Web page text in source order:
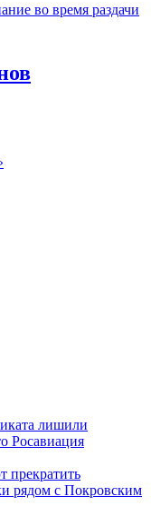
во время раздачи
лишили
Росавиация
прекратить
рядом с Покровским